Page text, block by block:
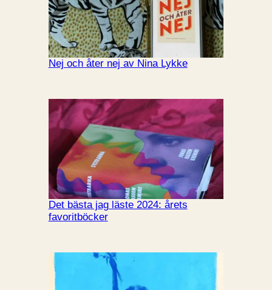
Nej och åter nej av Nina Lykke
Det bästa jag läste 2024: årets
favoritböcker